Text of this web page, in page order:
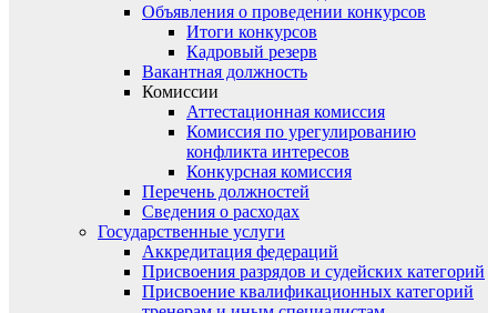
Объявления о проведении конкурсов
Итоги конкурсов
Кадровый резерв
Вакантная должность
Комиссии
Аттестационная комиссия
Комиссия по урегулированию
конфликта интересов
Конкурсная комиссия
Перечень должностей
Сведения о расходах
Государственные услуги
Аккредитация федераций
Присвоения разрядов и судейских категорий
Присвоение квалификационных категорий